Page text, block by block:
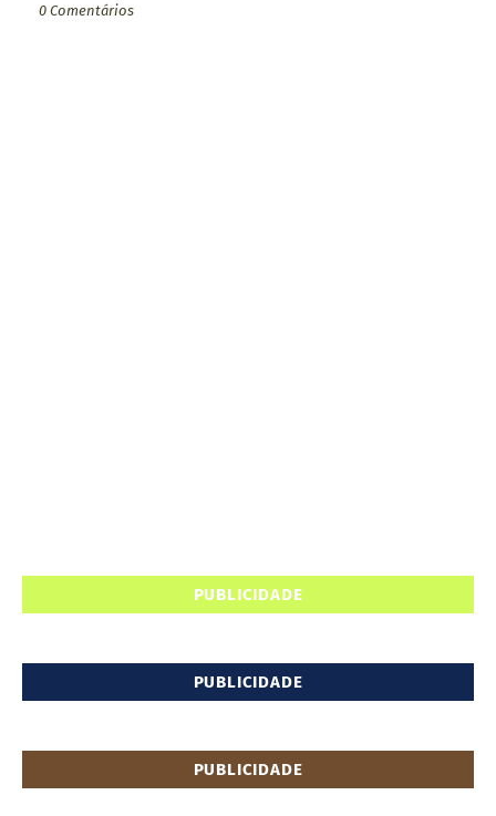
0 Comentários
PUBLICIDADE
PUBLICIDADE
PUBLICIDADE